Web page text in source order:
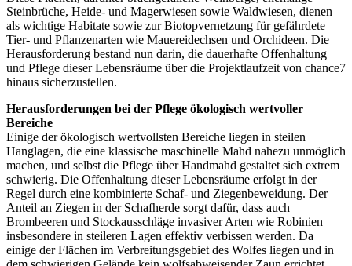
Steinbrüche, Heide- und Magerwiesen sowie Waldwiesen, dienen
als wichtige Habitate sowie zur Biotopvernetzung für gefährdete
Tier- und Pflanzenarten wie Mauereidechsen und Orchideen. Die
Herausforderung bestand nun darin, die dauerhafte Offenhaltung
und Pflege dieser Lebensräume über die Projektlaufzeit von chance7
hinaus sicherzustellen.
Herausforderungen bei der Pflege ökologisch wertvoller
Bereiche
Einige der ökologisch wertvollsten Bereiche liegen in steilen
Hanglagen, die eine klassische maschinelle Mahd nahezu unmöglich
machen, und selbst die Pflege über Handmahd gestaltet sich extrem
schwierig. Die Offenhaltung dieser Lebensräume erfolgt in der
Regel durch eine kombinierte Schaf- und Ziegenbeweidung. Der
Anteil an Ziegen in der Schafherde sorgt dafür, dass auch
Brombeeren und Stockausschläge invasiver Arten wie Robinien
insbesondere in steileren Lagen effektiv verbissen werden. Da
einige der Flächen im Verbreitungsgebiet des Wolfes liegen und in